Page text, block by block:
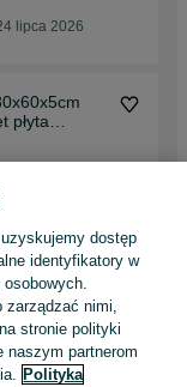
lipca 2026
płyta
lipca 2026
200cm
dostęp
identyfikatory w
zarządzać nimi,
stronie polityki
naszym partnerom
Polityka